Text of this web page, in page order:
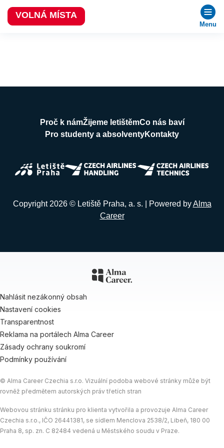
Menu
VOLNÁ MÍSTA
Proč k námŽijeme letištěmCo nás baví
Pro studenty a absolventyKontakty
Copyright 2026 © Letiště Praha, a. s. | Powered byAlma
Career
Nahlásit nezákonný obsah
Nastavení cookies
Transparentnost
Reklama na portálech Alma Career
Zásady ochrany soukromí
Podmínky používání
© Alma Career Czechia s.r.o. Vizuální podoba webové stránky může být
rovněž předmětem autorských práv třetích stran
Webovou stránku stránku pro klienta vytvořila a provozuje Alma Career
Czechia s.r.o., IČO 26441381, se sídlem Menclova 2538/2, Libeň, 180 00
Praha 8, sp. zn. C 82484 vedená u Městského soudu v Praze.